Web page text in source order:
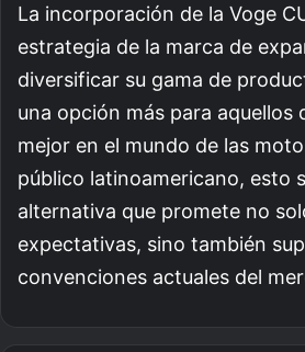
La incorporación de la Voge
estrategia de la marca de
diversificar su gama de
una opción más para aquellos
mejor en el mundo de las
público latinoamericano, esto
alternativa que promete no
expectativas, sino también
convenciones actuales del